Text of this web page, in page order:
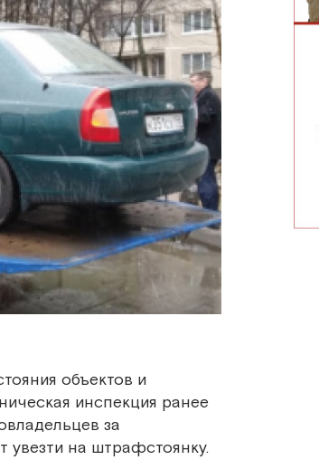
объектов и
инспекция ранее
за
на штрафстоянку.